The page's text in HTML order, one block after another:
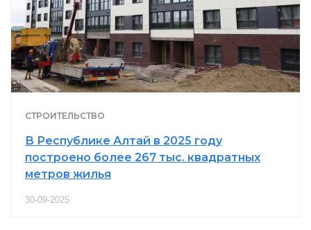
СТРОИТЕЛЬСТВО
В Республике Алтай в 2025 году
построено более 267 тыс. квадратных
метров жилья
30-09-2025